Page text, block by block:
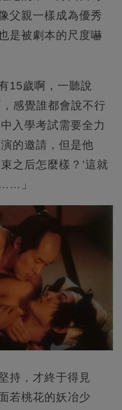
父親一樣成為優秀
是被劇本的尺度嚇
15歲啊，一聽說
感覺誰都會說不行
入學考試需要全力
的邀請，但是他
之后怎麼樣？’這就
」
持，才終于得見
若桃花的妖冶少